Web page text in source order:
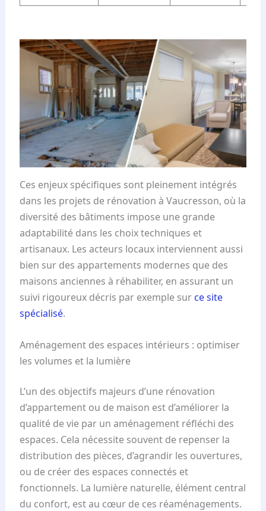
Ces enjeux spécifiques sont pleinement intégrés
dans les projets de rénovation à Vaucresson, où la
diversité des bâtiments impose une grande
adaptabilité dans les choix techniques et
artisanaux. Les acteurs locaux interviennent aussi
bien sur des appartements modernes que des
maisons anciennes à réhabiliter, en assurant un
suivi rigoureux décris par exemple sur ce site
spécialisé.
Aménagement des espaces intérieurs : optimiser
les volumes et la lumière
L’un des objectifs majeurs d’une rénovation
d’appartement ou de maison est d’améliorer la
qualité de vie par un aménagement réfléchi des
espaces. Cela nécessite souvent de repenser la
distribution des pièces, d’agrandir les ouvertures,
ou de créer des espaces connectés et
fonctionnels. La lumière naturelle, élément central
du confort, est au cœur de ces réaménagements.